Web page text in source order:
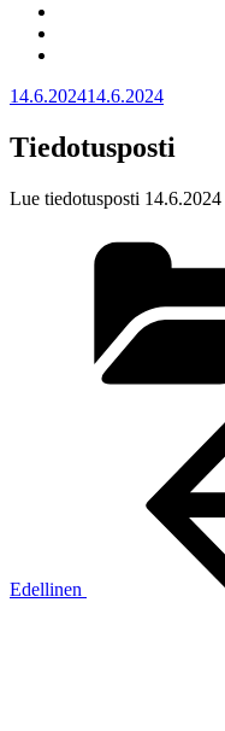
Julkaistu
14.6.202414.6.2024
Tiedotusposti
Lue tiedotusposti 14.6.2024
Edellinen